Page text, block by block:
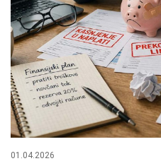
01.04.2026